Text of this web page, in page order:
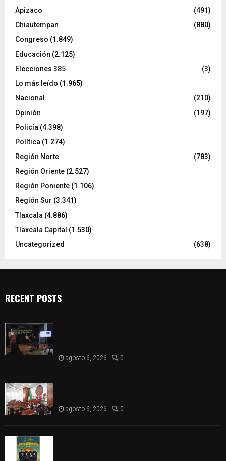
Apizaco
(491)
Chiautempan
(880)
Congreso (1.849)
Educación (2.125)
Elecciones 385
(3)
Lo más leído (1.965)
Nacional
(210)
Opinión
(197)
Policía (4.398)
Política (1.274)
Región Norte
(783)
Región Oriente (2.527)
Región Poniente (1.106)
Región Sur (3.341)
Tlaxcala (4.886)
Tlaxcala Capital (1.530)
Uncategorized
(638)
RECENT POSTS
agosto 6, 2026 0
agosto 6, 2026 0